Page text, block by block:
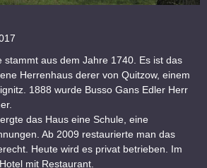
stammt aus dem Jahre 1740. Es ist das
Herrenhaus derer von Quitzow, einem
1888 wurde Busso Gans Edler Herr
das Haus eine Schule, eine
Ab 2009 restaurierte man das
Heute wird es privat betrieben. Im
mit Restaurant.